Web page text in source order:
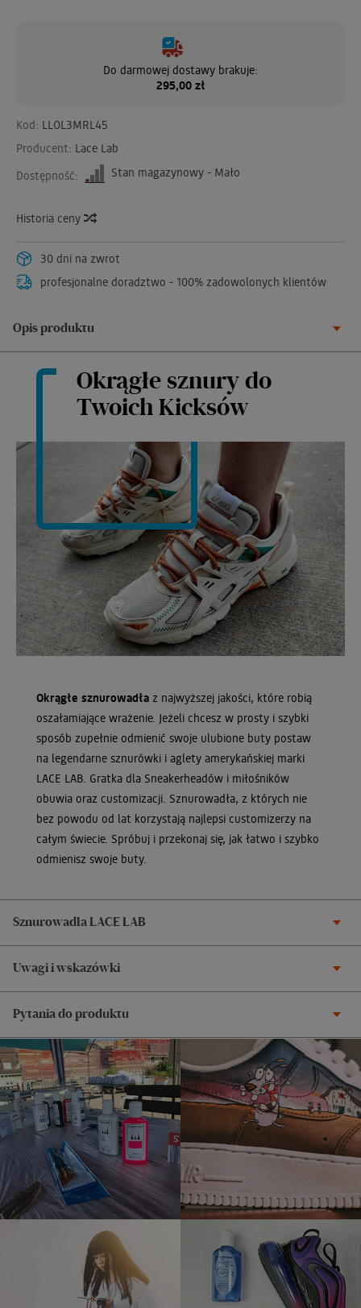
Do darmowej dostawy brakuje:
295,00 zł
Kod: LLOL3MRL45
Producent: Lace Lab
Dostępność:
Stan magazynowy - Mało
Historia ceny
30 dni na zwrot
profesjonalne doradztwo - 100% zadowolonych klientów
Opis produktu
Okrągłe sznury do
Twoich Kicksów
Okrągłe sznurowadła z najwyższej jakości, które robią
oszałamiające wrażenie. Jeżeli chcesz w prosty i szybki
sposób zupełnie odmienić swoje ulubione buty postaw
na legendarne sznurówki i aglety amerykańskiej marki
LACE LAB. Gratka dla Sneakerheadów i miłośników
obuwia oraz customizacji. Sznurowadła, z których nie
bez powodu od lat korzystają najlepsi customizerzy na
całym świecie. Spróbuj i przekonaj się, jak łatwo i szybko
odmienisz swoje buty.
Sznurowadła LACE LAB
Uwagi i wskazówki
Pytania do produktu